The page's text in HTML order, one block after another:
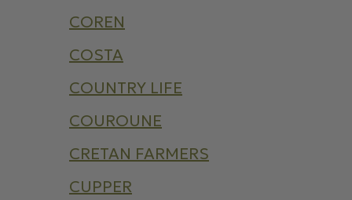
COREN
COSTA
COUNTRY LIFE
COUROUNE
CRETAN FARMERS
CUPPER